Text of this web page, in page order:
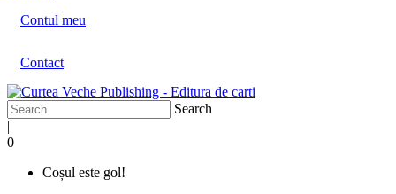
Contul meu
Contact
Search
|
0
Coșul este gol!